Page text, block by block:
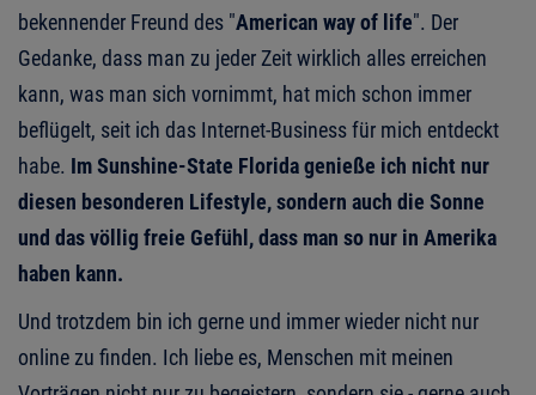
bekennender Freund des "American way of life". Der
Gedanke, dass man zu jeder Zeit wirklich alles erreichen
kann, was man sich vornimmt, hat mich schon immer
beflügelt, seit ich das Internet-Business für mich entdeckt
habe. Im Sunshine-State Florida genieße ich nicht nur
diesen besonderen Lifestyle, sondern auch die Sonne
und das völlig freie Gefühl, dass man so nur in Amerika
haben kann.
Und trotzdem bin ich gerne und immer wieder nicht nur
online zu finden. Ich liebe es, Menschen mit meinen